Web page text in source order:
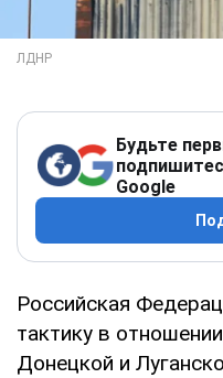
Будьте
Google
Российская
тактику в
Донецкой и